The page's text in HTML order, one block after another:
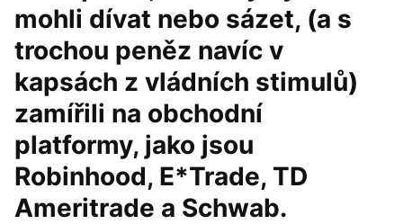
mohli dívat nebo sázet, (a s
trochou peněz navíc v
kapsách z vládních stimulů)
zamířili na obchodní
platformy, jako jsou
Robinhood, E*Trade, TD
Ameritrade a Schwab.